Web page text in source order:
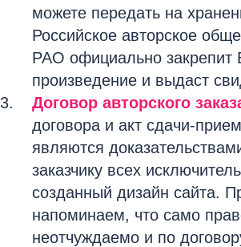
можете передать на
Российское авторское
РАО официально закрепит
произведение и выдаст
Договор авторского
договора и акт сдачи-
являются
заказчику всех
созданный дизайн сайта.
напоминаем, что само
неотчуждаемо и по